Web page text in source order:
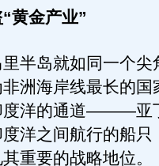
黄金产业”
岛就如同一个尖
洲海岸线最长的国
度洋的通道———亚
洋之间航行的船只
重要的战略地位。